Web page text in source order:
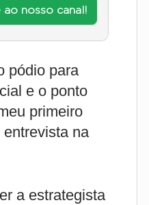
ao nosso canal!
pódio para
e o ponto
primeiro
na
a estrategista